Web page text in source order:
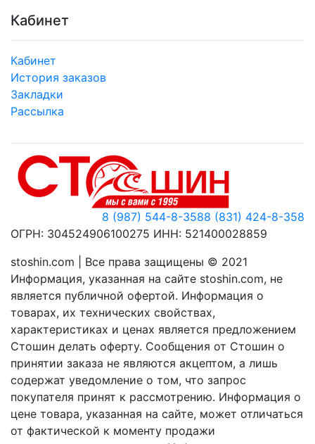
Кабинет
Кабинет
История заказов
Закладки
Рассылка
8 (831) 424-8-358
8 (987) 544-8-358
ОГРН: 304524906100275 ИНН: 521400028859
stoshin.com | Все права защищены © 2021
Информация, указанная на сайте stoshin.com, не
является публичной офертой. Информация о
товарах, их технических свойствах,
характеристиках и ценах является предложением
Стошин делать оферту. Сообщения от Стошин о
принятии заказа не являются акцептом, а лишь
содержат уведомление о том, что запрос
покупателя принят к рассмотрению. Информация о
цене товара, указанная на сайте, может отличаться
от фактической к моменту продажи